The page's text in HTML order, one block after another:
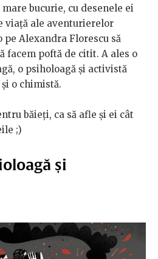
bucurie, cu desenele ei
viață ale aventurierelor
Alexandra Florescu să
facem poftă de citit. A ales o
o psiholoagă și activistă
o chimistă.
băieți, ca să afle și ei cât
;)
și